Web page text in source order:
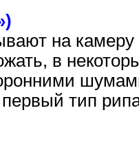
на
в
тип